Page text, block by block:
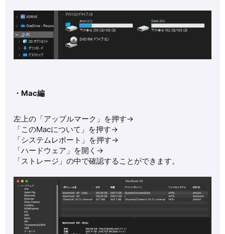
・Mac編
左上の「アップルマーク」を押す→
「このMacについて」を押す→
「システムレポート」を押す→
「ハードウェア」を開く→
「ストレージ」の中で確認することができます。